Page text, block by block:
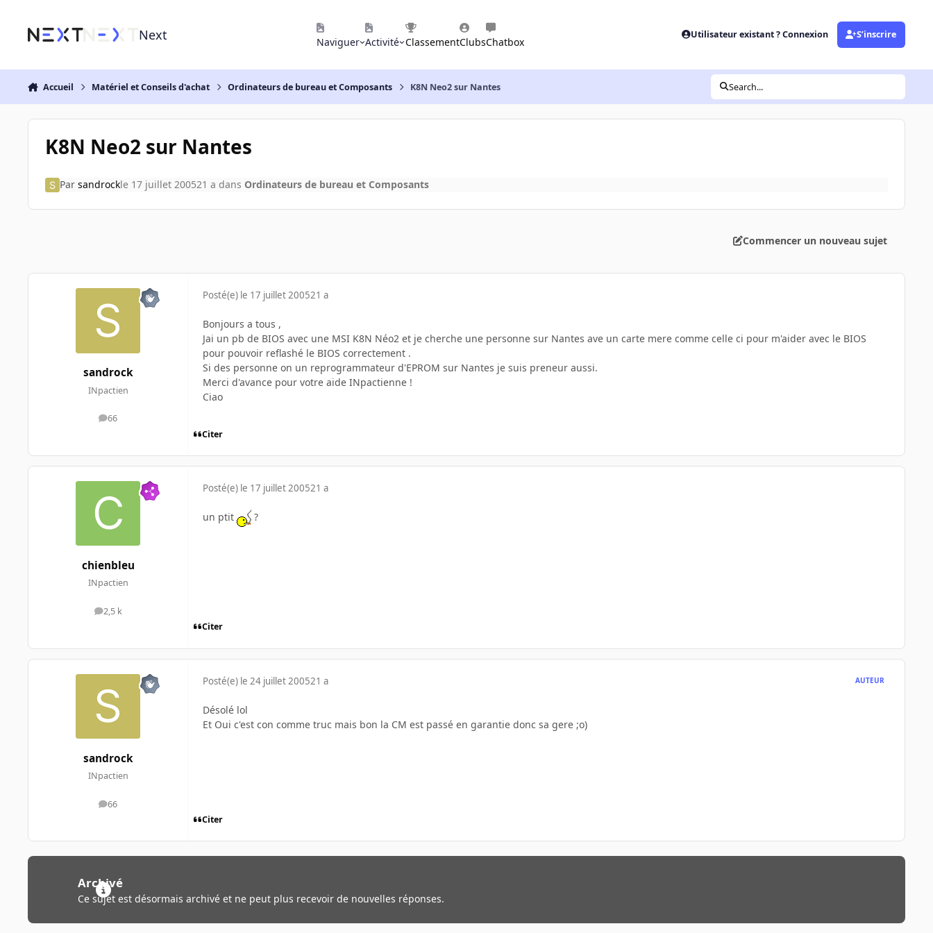
Next Naviguer Activité ClassementClubsChatbox
Utilisateur existant ? Connexion S’inscrire
Accueil Matériel et Conseils d'achat Ordinateurs de bureau et Composants K8N Neo2 sur Nantes Search...
K8N Neo2 sur Nantes
Par sandrockle 17 juillet 200521 a dans Ordinateurs de bureau et Composants
Commencer un nouveau sujet
sandrock
INpactien
66
messages
Posté(e) le 17 juillet 200521 a
Bonjours a tous ,
Jai un pb de BIOS avec une MSI K8N Néo2 et je cherche une personne sur Nantes ave un carte mere comme celle ci pour m'aider avec le BIOS
pour pouvoir reflashé le BIOS correctement .
Si des personne on un reprogrammateur d'EPROM sur Nantes je suis preneur aussi.
Merci d'avance pour votre aide INpactienne !
Ciao
Citer
chienbleu
INpactien
2,5 k
messages
Posté(e) le 17 juillet 200521 a
un ptit ?
Citer
sandrock
INpactien
66
messages
Posté(e) le 24 juillet 200521 a AUTEUR
Désolé lol
Et Oui c'est con comme truc mais bon la CM est passé en garantie donc sa gere ;o)
Citer
Archivé
Ce sujet est désormais archivé et ne peut plus recevoir de nouvelles réponses.